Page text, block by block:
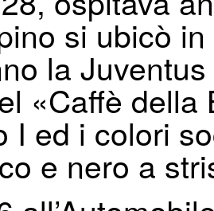
si ubicò
la
«Caffè
I ed i colori
e nero a